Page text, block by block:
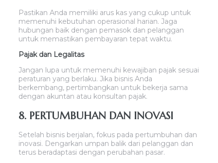
Pastikan Anda memiliki arus kas yang cukup untuk
memenuhi kebutuhan operasional harian. Jaga
hubungan baik dengan pemasok dan pelanggan
untuk memastikan pembayaran tepat waktu.
Pajak dan Legalitas
Jangan lupa untuk memenuhi kewajiban pajak sesuai
peraturan yang berlaku. Jika bisnis Anda
berkembang, pertimbangkan untuk bekerja sama
dengan akuntan atau konsultan pajak.
8. PERTUMBUHAN DAN INOVASI
Setelah bisnis berjalan, fokus pada pertumbuhan dan
inovasi. Dengarkan umpan balik dari pelanggan dan
terus beradaptasi dengan perubahan pasar.